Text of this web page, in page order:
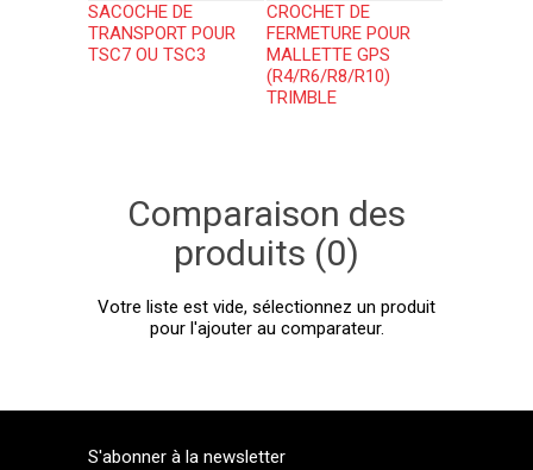
SACOCHE DE
TRANSPORT POUR
TSC7 OU TSC3
CROCHET DE
FERMETURE POUR
MALLETTE GPS
(R4/R6/R8/R10)
TRIMBLE
Comparaison des
produits (0)
Votre liste est vide, sélectionnez un produit
pour l'ajouter au comparateur.
S'abonner à la newsletter